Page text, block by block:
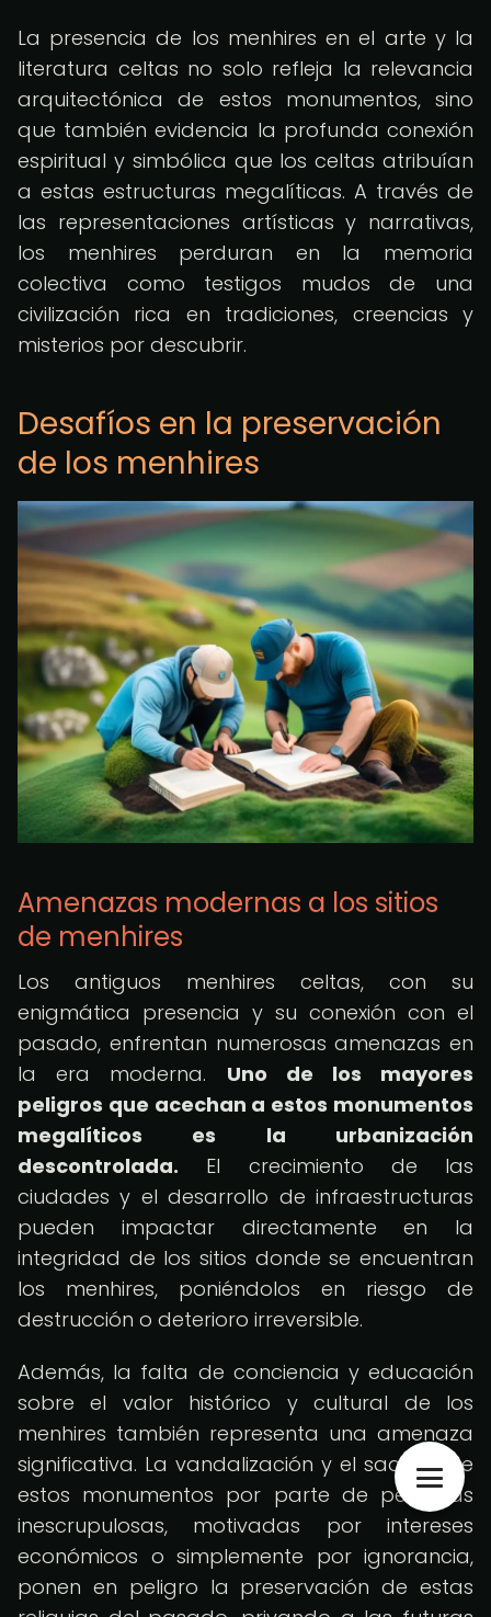
La presencia de los menhires en el arte y la
literatura celtas no solo refleja la relevancia
arquitectónica de estos monumentos, sino
que también evidencia la profunda conexión
espiritual y simbólica que los celtas atribuían
a estas estructuras megalíticas. A través de
las representaciones artísticas y narrativas,
los menhires perduran en la memoria
colectiva como testigos mudos de una
civilización rica en tradiciones, creencias y
misterios por descubrir.
Desafíos en la preservación
de los menhires
Amenazas modernas a los sitios
de menhires
Los antiguos menhires celtas, con su
enigmática presencia y su conexión con el
pasado, enfrentan numerosas amenazas en
la era moderna. Uno de los mayores
peligros que acechan a estos monumentos
megalíticos es la urbanización
descontrolada. El crecimiento de las
ciudades y el desarrollo de infraestructuras
pueden impactar directamente en la
integridad de los sitios donde se encuentran
los menhires, poniéndolos en riesgo de
destrucción o deterioro irreversible.
Además, la falta de conciencia y educación
sobre el valor histórico y cultural de los
menhires también representa una amenaza
significativa. La vandalización y el saqueo de
estos monumentos por parte de personas
inescrupulosas, motivadas por intereses
económicos o simplemente por ignorancia,
ponen en peligro la preservación de estas